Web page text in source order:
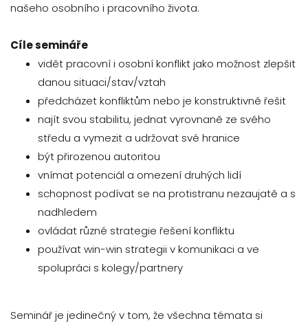
našeho osobního i pracovního života.
Cíle semináře
vidět pracovní i osobní konflikt jako možnost zlepšit
danou situaci/stav/vztah
předcházet konfliktům nebo je konstruktivně řešit
najít svou stabilitu, jednat vyrovnaně ze svého
středu a vymezit a udržovat své hranice
být přirozenou autoritou
vnímat potenciál a omezení druhých lidí
schopnost podívat se na protistranu nezaujatě a s
nadhledem
ovládat různé strategie řešení konfliktu
používat win-win strategii v komunikaci a ve
spolupráci s kolegy/partnery
Seminář je jedinečný v tom, že všechna témata si